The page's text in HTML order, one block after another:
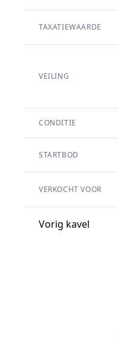
TAXATIEWAARDE
VEILING
CONDITIE
STARTBOD
VERKOCHT VOOR
Vorig kavel